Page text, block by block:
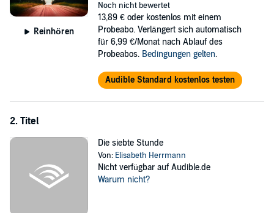
©2005 Goldmann Verlag in der Penguin Random House
Verlagsgruppe (P)2026 DAV
Reinhören
Noch nicht bewertet
13,89 € oder kostenlos mit einem
Probeabo. Verlängert sich automatisch
für 6,99 €/Monat nach Ablauf des
Probeabos. Bedingungen gelten.
Audible Standard kostenlos testen
2. Titel
Die siebte Stunde
Von: Elisabeth Herrmann
Nicht verfügbar auf Audible.de
Warum nicht?